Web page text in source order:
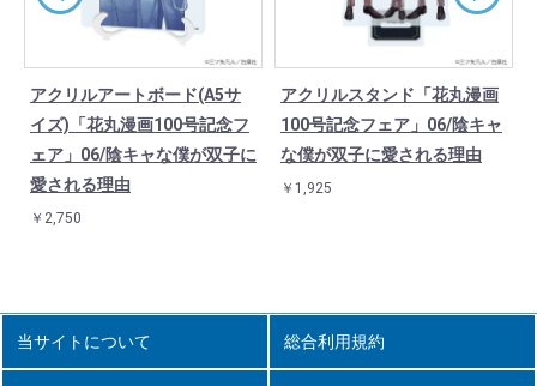
アクリルアートボード(A5サ
イズ)「花丸漫画100号記念フ
ェア」06/陰キャな僕が双子に
愛される理由
￥2,750
アクリルスタンド「花丸漫画
100号記念フェア」06/陰キャ
な僕が双子に愛される理由
￥1,925
当サイトについて 総合利用規約